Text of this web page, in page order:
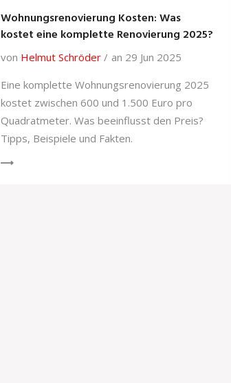
Wohnungsrenovierung Kosten: Was
kostet eine komplette Renovierung 2025?
von Helmut Schröder
an 29 Jun 2025
Eine komplette Wohnungsrenovierung 2025
kostet zwischen 600 und 1.500 Euro pro
Quadratmeter. Was beeinflusst den Preis?
Tipps, Beispiele und Fakten.